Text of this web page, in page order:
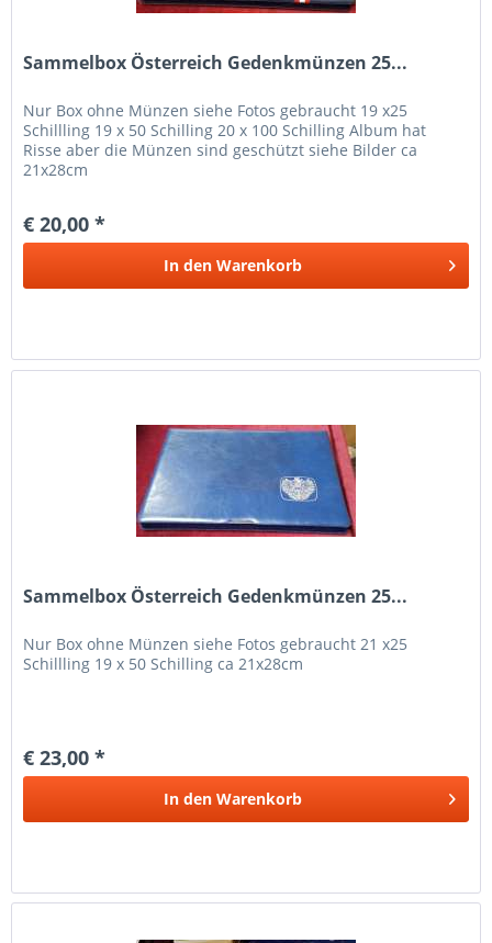
Sammelbox Österreich Gedenkmünzen 25...
Nur Box ohne Münzen siehe Fotos gebraucht 19 x25
Schillling 19 x 50 Schilling 20 x 100 Schilling Album hat
Risse aber die Münzen sind geschützt siehe Bilder ca
21x28cm
€ 20,00 *
In den Warenkorb
Sammelbox Österreich Gedenkmünzen 25...
Nur Box ohne Münzen siehe Fotos gebraucht 21 x25
Schillling 19 x 50 Schilling ca 21x28cm
€ 23,00 *
In den Warenkorb